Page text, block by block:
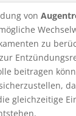
von
zu
beitragen
gleichzeitige